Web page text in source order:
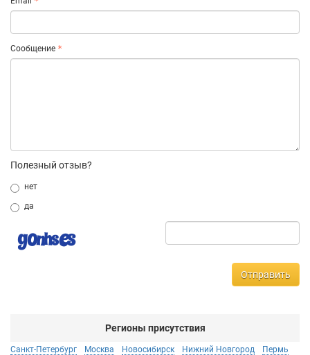
Сообщение
Полезный отзыв?
нет
да
Отправить
Регионы присутствия
Санкт-Петербург Москва Новосибирск Нижний Новгород
Пермь